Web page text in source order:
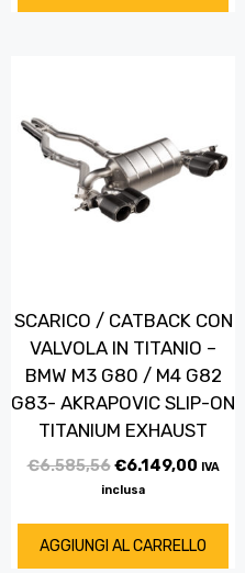
SCARICO / CATBACK CON
VALVOLA IN TITANIO –
BMW M3 G80 / M4 G82
G83- AKRAPOVIC SLIP-ON
TITANIUM EXHAUST
€6.585,56€6.149,00 IVA
inclusa
AGGIUNGI AL CARRELLO